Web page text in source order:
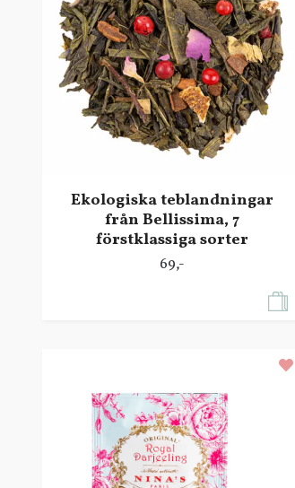
Ekologiska teblandningar
från Bellissima, 7
förstklassiga sorter
69,-